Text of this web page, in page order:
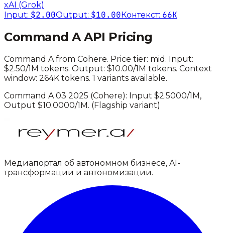
xAI (Grok)
Input: $2.00Output: $10.00 Контекст: 66K
Command AAPI Pricing
Command Afrom Cohere. Price tier: mid . Input:
$2.50/1M tokens. Output: $10.00/1M tokens. Context
window: 264K tokens. 1 variants available.
Command A 03 2025 (Cohere): Input $2.5000/1M,
Output $10.0000/1M. (Flagship variant)
Медиапортал об автономном бизнесе, AI-
трансформации и автономизации.